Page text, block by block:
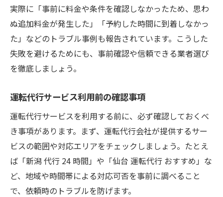
実際に「事前に料金や条件を確認しなかったため、思わ
ぬ追加料金が発生した」「予約した時間に到着しなかっ
た」などのトラブル事例も報告されています。こうした
失敗を避けるためにも、事前確認や信頼できる業者選び
を徹底しましょう。
運転代行サービス利用前の確認事項
運転代行サービスを利用する前に、必ず確認しておくべ
き事項があります。まず、運転代行会社が提供するサー
ビスの範囲や対応エリアをチェックしましょう。たとえ
ば「新潟 代行 24 時間」や「仙台 運転代行 おすすめ」な
ど、地域や時間帯による対応可否を事前に調べること
で、依頼時のトラブルを防げます。